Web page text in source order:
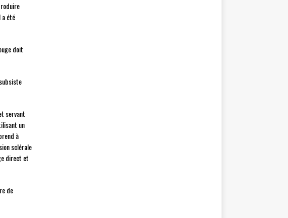
a été
doit
servant
un
à
sclérale
direct et
de